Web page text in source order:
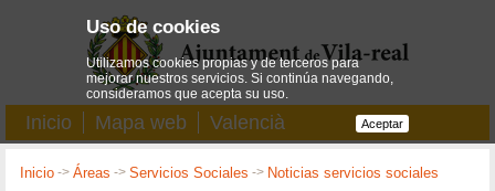
Inicio Mapa web Valencià
Inicio ->Áreas ->Servicios Sociales -> Noticias servicios sociales
Uso de cookies
Utilizamos cookies propias y de terceros para
mejorar nuestros servicios. Si continúa navegando,
consideramos que acepta su uso.
Aceptar